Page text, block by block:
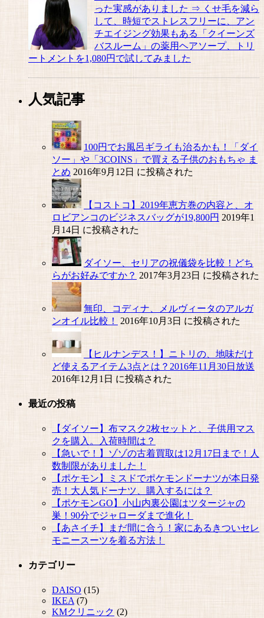
った実感がありました ⇒ くせ毛を減ら
して、時短でストレスフリーに、アン
チエイジング効果もある「クイーンズ
バスルーム」の薬用ヘアソープ、トリ
ートメントを1,080円で試してみました
人気記事
100円でお風呂ギライも治るかも！「ダイ
ソー」や「3COINS」で買える子供のおもちゃ ま
とめ 2016年9月12日 に投稿された
【コストコ】2019年恵方巻の内容と、オ
ロビアンコのビジネスバッグが19,800円 2019年1
月14日 に投稿された
ダイソー、セリアの祝儀袋を比較！どち
らがお好みですか？ 2017年3月23日 に投稿された
無印、コディナ、メルヴィータのアルガ
ンオイル比較！
2016年10月3日 に投稿された
【ヒルナンデス！】ニトリの、地味だけ
ど使えるアイテム3点とは？2016年11月30日放送
2016年12月1日 に投稿された
最近の投稿
【ダイソー】布マスク2枚セットと、子供用マス
クを購入。入荷時間は？
【急いで！】ゾゾの古着買取は12月17日まで！人
数制限がありました！
【ポケモン】ミスドでポケモンドーナツが本日発
売！大人気ドーナツ、購入するには？
【ポケモンGO】小山内裏公園はツタージャの
巣！90分でジャローダまで進化！
【あさイチ】まだ間に合う！家にあるきついセレ
モニースーツを着る方法！
カテゴリー
DAISO (15)
IKEA (7)
KMクリニック (2)